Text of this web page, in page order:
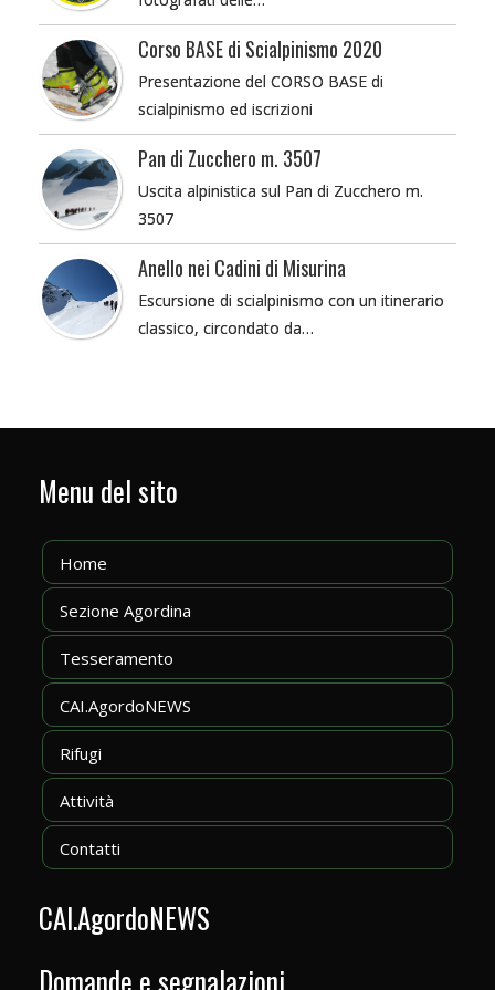
Corso BASE di Scialpinismo 2020
Presentazione del CORSO BASE di
scialpinismo ed iscrizioni
Pan di Zucchero m. 3507
Uscita alpinistica sul Pan di Zucchero m.
3507
Anello nei Cadini di Misurina
Escursione di scialpinismo con un itinerario
classico, circondato da…
Menu del sito
Home
Sezione Agordina
Tesseramento
CAI.AgordoNEWS
Rifugi
Attività
Contatti
CAI.AgordoNEWS
Domande e segnalazioni